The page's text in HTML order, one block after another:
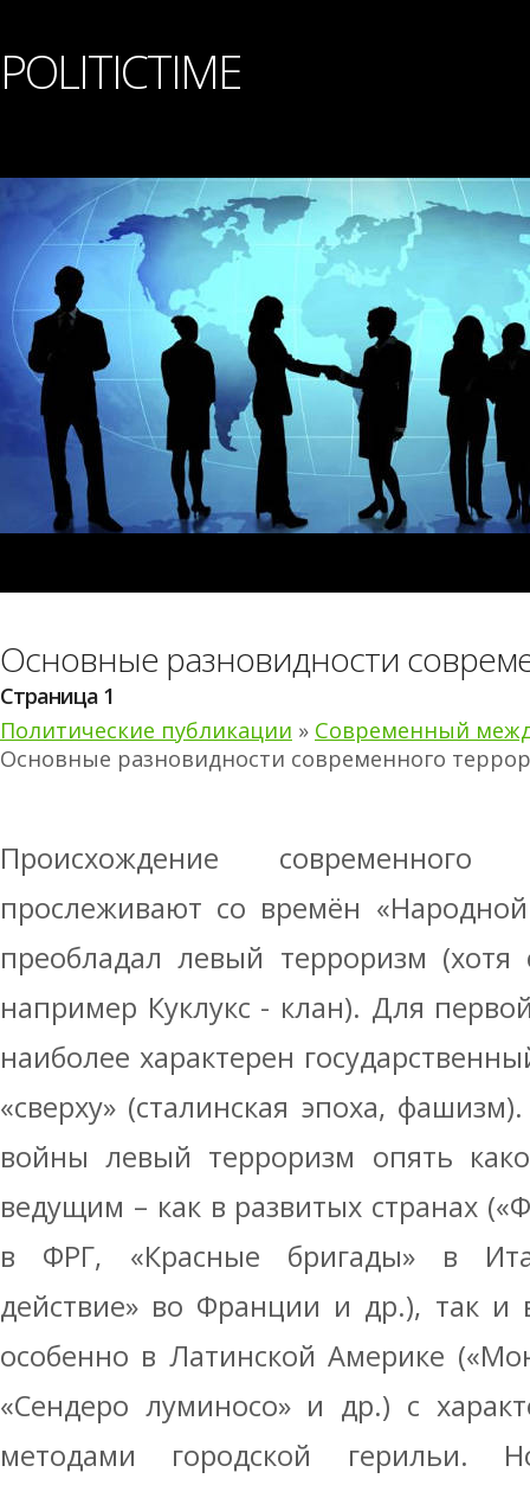
POLITICTIME
Основные разновидности
Страница 1
Политические публикации » Современный
Основные разновидности современного
Происхождение
прослеживают со времён
преобладал левый терроризм
например Куклукс - клан). Для
наиболее характерен
«сверху» (сталинская эпоха,
войны левый терроризм опять
ведущим – как в развитых странах
в ФРГ, «Красные бригады» в
действие» во Франции и др.), так и
особенно в Латинской Америке
«Сендеро луминосо» и др.) с
методами городской герильи.